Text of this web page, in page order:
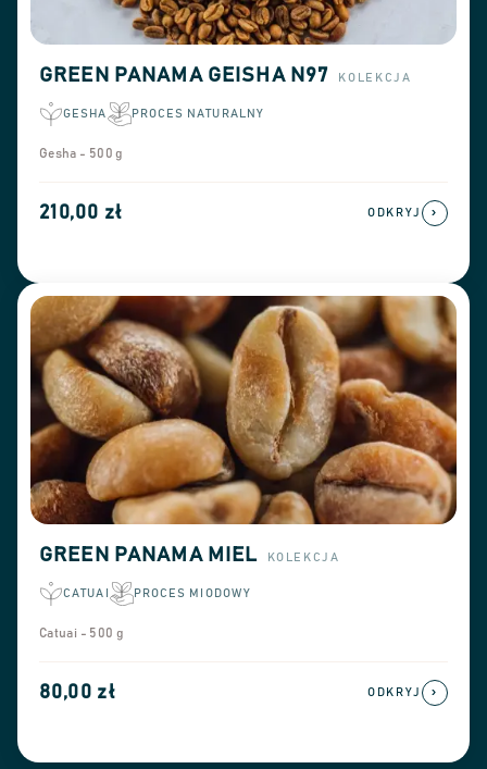
GREEN PANAMA GEISHA N97 KOLEKCJA
GESHA PROCES NATURALNY
Gesha - 500 g
210,00 zł ODKRYJ ›
GREEN PANAMA MIEL KOLEKCJA
CATUAI PROCES MIODOWY
Catuai - 500 g
80,00 zł ODKRYJ ›